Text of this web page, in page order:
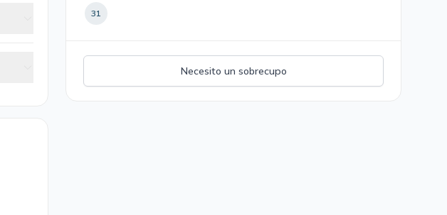
31
Necesito un sobrecupo